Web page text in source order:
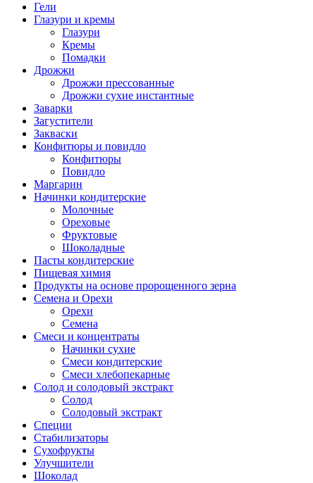
Гели
Глазури и кремы
Глазури
Кремы
Помадки
Дрожжи
Дрожжи прессованные
Дрожжи сухие инстантные
Заварки
Загустители
Закваски
Конфитюры и повидло
Конфитюры
Повидло
Маргарин
Начинки кондитерские
Молочные
Ореховые
Фруктовые
Шоколадные
Пасты кондитерские
Пищевая химия
Продукты на основе пророщенного зерна
Семена и Орехи
Орехи
Семена
Смеси и концентраты
Начинки сухие
Смеси кондитерские
Смеси хлебопекарные
Солод и солодовый экстракт
Солод
Солодовый экстракт
Специи
Стабилизаторы
Сухофрукты
Улучшители
Шоколад